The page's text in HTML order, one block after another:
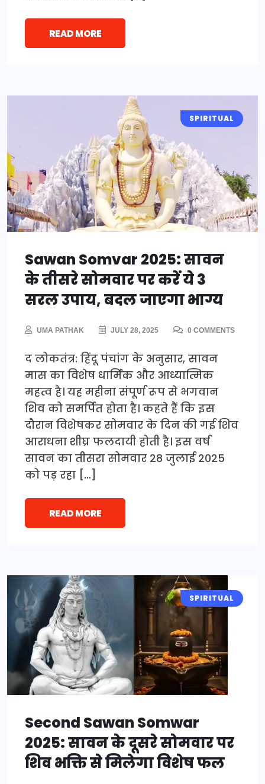
READ MORE
SPIRITUAL
Sawan Somvar 2025: सावन
के तीसरे सोमवार पर करें ये 3
सरल उपाय, बदल जाएगा भाग्य
UMA PATHAK JULY 28, 2025 0 COMMENTS
द लोकतंत्र: हिंदू पंचांग के अनुसार, सावन
मास का विशेष धार्मिक और आध्यात्मिक
महत्व है। यह महीना संपूर्ण रूप से भगवान
शिव को समर्पित होता है। कहते हैं कि इस
दौरान विशेषकर सोमवार के दिन की गई शिव
आराधना शीघ्र फलदायी होती है। इस वर्ष
सावन का तीसरा सोमवार 28 जुलाई 2025
को पड़ रहा […]
READ MORE
SPIRITUAL
Second Sawan Somwar
2025: सावन के दूसरे सोमवार पर
शिव भक्ति से मिलेगा विशेष फल